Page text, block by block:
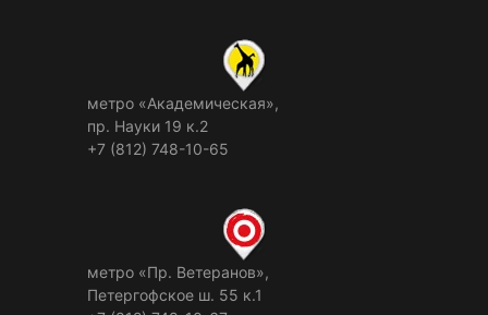
метро «Академическая»,
пр. Науки 19 к.2
+7 (812) 748-10-65
метро «Пр. Ветеранов»,
Петергофское ш. 55 к.1